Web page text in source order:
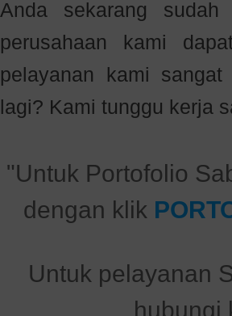
Anda sekarang sudah
perusahaan kami
pelayanan kami
lagi? Kami tunggu kerja
"Untuk Portofolio
dengan klik
Untuk pelayanan
hubungi